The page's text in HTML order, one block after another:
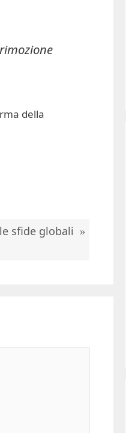
della
sfide globali